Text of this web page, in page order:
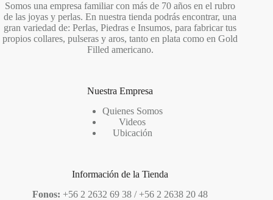
Somos una empresa familiar con más de 70 años en el rubro
de las joyas y perlas. En nuestra tienda podrás encontrar, una
gran variedad de: Perlas, Piedras e Insumos, para fabricar tus
propios collares, pulseras y aros, tanto en plata como en Gold
Filled americano.
Nuestra Empresa
Quienes Somos
Videos
Ubicación
Información de la Tienda
Fonos: +56 2 2632 69 38 / +56 2 2638 20 48